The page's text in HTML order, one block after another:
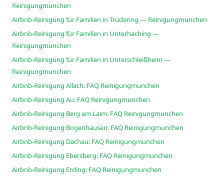
Reinigungmunchen
Airbnb-Reinigung für Familien in Trudering — Reinigungmunchen
Airbnb-Reinigung für Familien in Unterhaching —
Reinigungmunchen
Airbnb-Reinigung für Familien in Unterschleißheim —
Reinigungmunchen
Airbnb-Reinigung Allach: FAQ Reinigungmunchen
Airbnb-Reinigung Au: FAQ Reinigungmunchen
Airbnb-Reinigung Berg am Laim: FAQ Reinigungmunchen
Airbnb-Reinigung Bogenhausen: FAQ Reinigungmunchen
Airbnb-Reinigung Dachau: FAQ Reinigungmunchen
Airbnb-Reinigung Ebersberg: FAQ Reinigungmunchen
Airbnb-Reinigung Erding: FAQ Reinigungmunchen